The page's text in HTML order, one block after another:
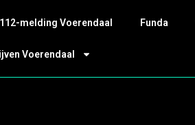
112-melding Voerendaal Funda
Voerendaal